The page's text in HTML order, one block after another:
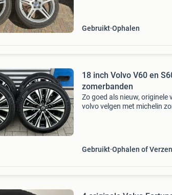
Gebruikt Ophalen
18 inch Volvo V60 en
zomerbanden
Zo goed als nieuw, originele
volvo velgen met michelin
Gebruikt Ophalen of